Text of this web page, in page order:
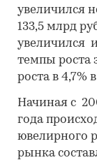
увеличился
133,5 млрд
увеличился
темпы роста
роста в 4,7%
Начиная с
года
ювелирного
рынка